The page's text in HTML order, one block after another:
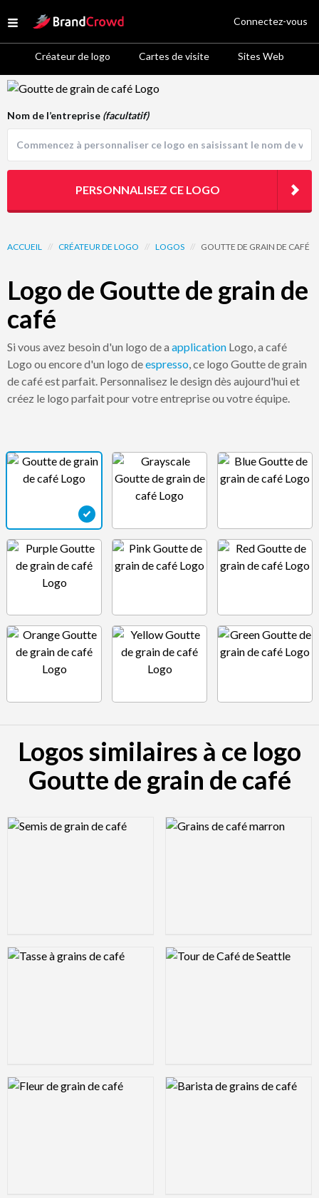
Open menu
Site Logo
Créateur de logo Cartes de visite Sites Web
Connectez-vous
Logo Template Preview
ACCUEIL // CRÉATEUR DE LOGO // LOGOS // GOUTTE DE GRAIN DE CAFÉ
Logo de Goutte de grain de
café
Si vous avez besoin d'un logo de a application Logo, a café
Logo ou encore d'un logo deespresso, ce logo Goutte de grain
de café est parfait. Personnalisez le design dès aujourd'hui et
créez le logo parfait pour votre entreprise ou votre équipe.
Nom de l’entreprise (facultatif)
PERSONNALISEZ CE LOGO
Logos similaires à ce logo
Goutte de grain de café
Logo Preview Image Logo Preview Image
Logo Preview Image Logo Preview Image
Logo Preview Image Logo Preview Image